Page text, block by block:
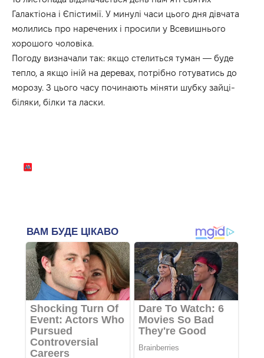
Галактіона і Єпістимії. У минулі часи цього дня дівчата
молились про наречених і просили у Всевишнього
хорошого чоловіка.
Погоду визначали так: якщо стелиться туман — буде
тепло, а якщо іній на деревах, потрібно готуватись до
морозу. З цього часу починають міняти шубку зайці-
біляки, білки та ласки.